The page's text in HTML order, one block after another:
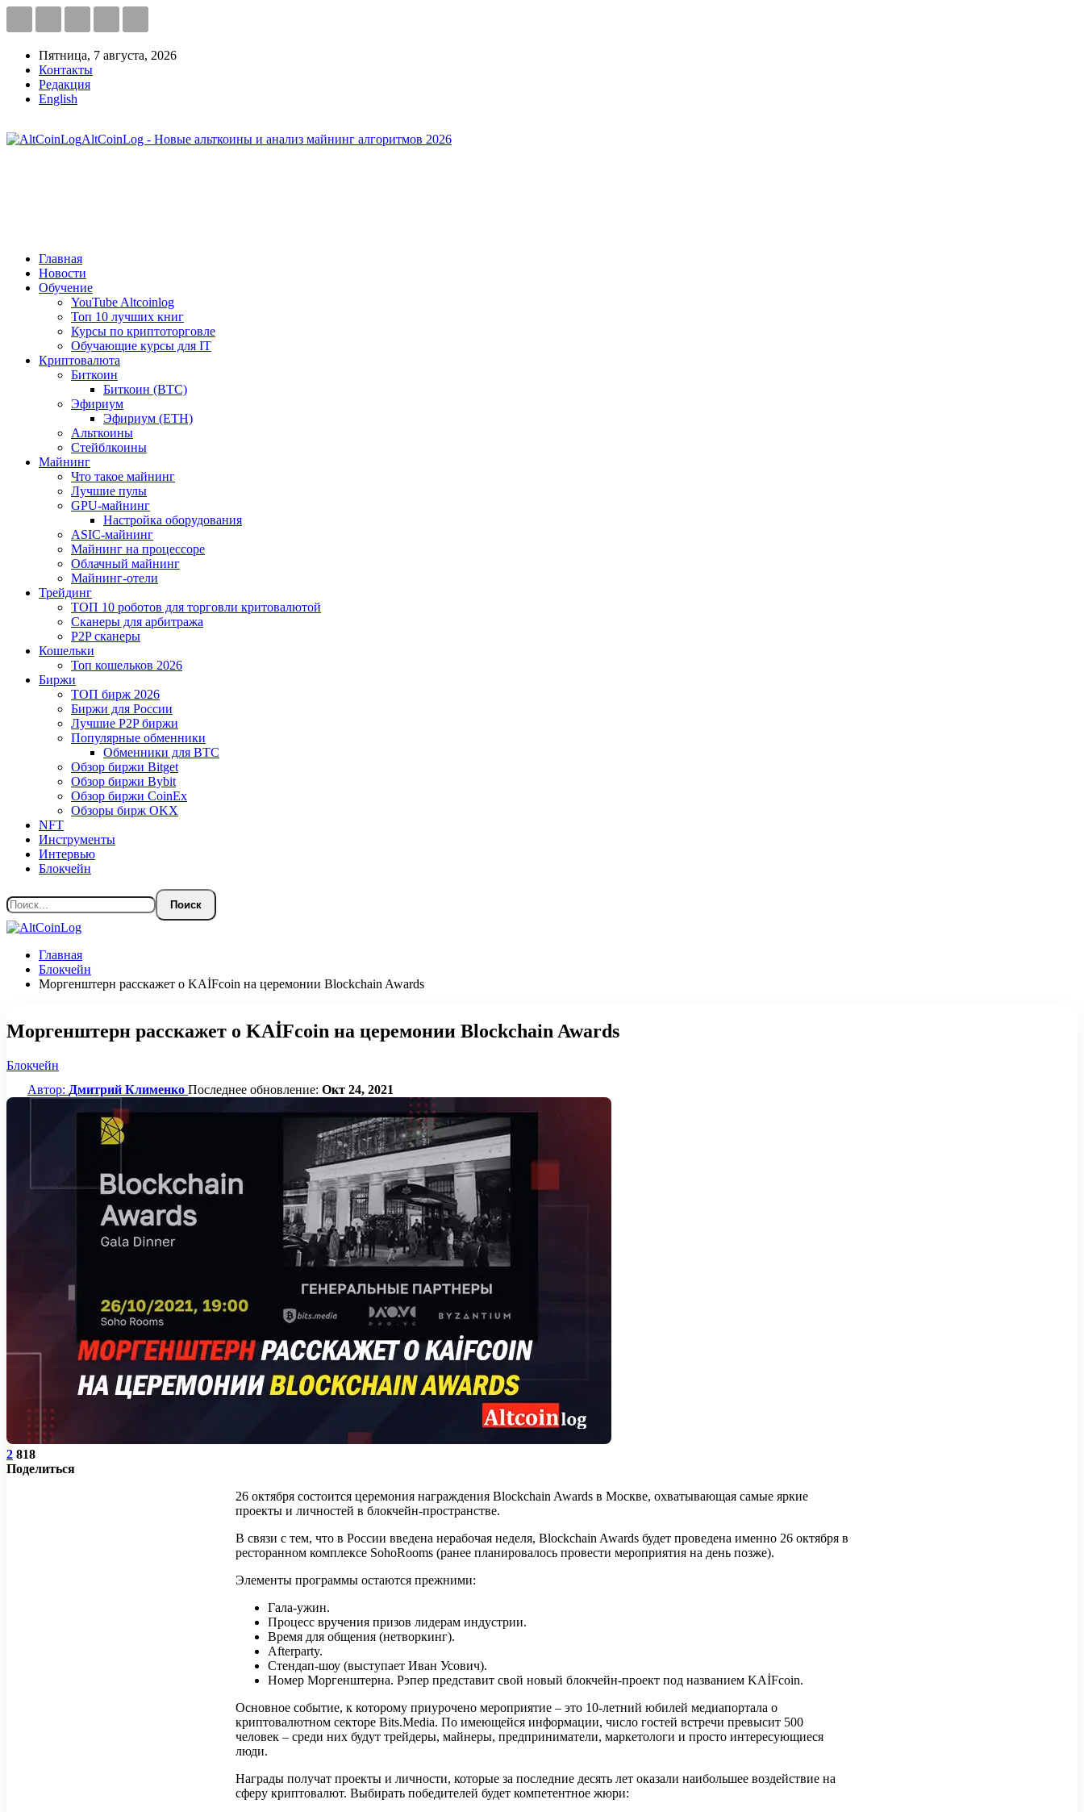
Пятница, 7 августа, 2026
Контакты
Редакция
English
AltCoinLog - Новые альткоины и анализ майнинг алгоритмов 2026
Главная
Новости
Обучение
YouTube Altcoinlog
Топ 10 лучших книг
Курсы по криптоторговле
Обучающие курсы для IT
Криптовалюта
Биткоин
Биткоин (BTC)
Эфириум
Эфириум (ETH)
Альткоины
Стейблкоины
Майнинг
Что такое майнинг
Лучшие пулы
GPU-майнинг
Настройка оборудования
ASIC-майнинг
Майнинг на процессоре
Облачный майнинг
Майнинг-отели
Трейдинг
ТОП 10 роботов для торговли критовалютой
Сканеры для арбитража
P2P сканеры
Кошельки
Топ кошельков 2026
Биржи
ТОП бирж 2026
Биржи для России
Лучшие P2P биржи
Популярные обменники
Обменники для BTC
Обзор биржи Bitget
Обзор биржи Bybit
Обзор биржи CoinEx
Обзоры бирж OKX
NFT
Инструменты
Интервью
Блокчейн
Главная
Блокчейн
Моргенштерн расскажет о KAİFcoin на церемонии Blockchain Awards
Моргенштерн расскажет о KAİFcoin на церемонии Blockchain Awards
Блокчейн
Автор: Дмитрий Клименко Последнее обновление: Окт 24, 2021
2 818
Поделиться
26 октября состоится церемония награждения Blockchain Awards в Москве, охватывающая самые яркие
проекты и личностей в блокчейн-пространстве.
В связи с тем, что в России введена нерабочая неделя, Blockchain Awards будет проведена именно 26 октября в
ресторанном комплексе SohoRooms (ранее планировалось провести мероприятия на день позже).
Элементы программы остаются прежними:
Гала-ужин.
Процесс вручения призов лидерам индустрии.
Время для общения (нетворкинг).
Afterparty.
Стендап-шоу (выступает Иван Усович).
Номер Моргенштерна. Рэпер представит свой новый блокчейн-проект под названием KAİFcoin.
Основное событие, к которому приурочено мероприятие – это 10-летний юбилей медиапортала о
криптовалютном секторе Bits.Media. По имеющейся информации, число гостей встречи превысит 500
человек – среди них будут трейдеры, майнеры, предприниматели, маркетологи и просто интересующиеся
люди.
Награды получат проекты и личности, которые за последние десять лет оказали наибольшее воздействие на
сферу криптовалют. Выбирать победителей будет компетентное жюри: